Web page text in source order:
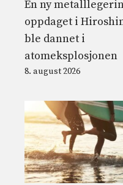
En ny
oppdaget i
ble dannet i
atomeksplosjonen
8. august 2026